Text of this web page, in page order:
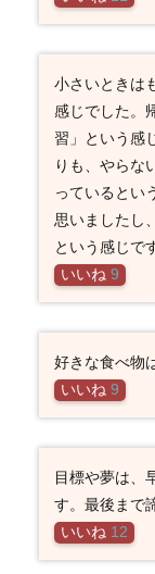
小さいときは
感じでした。
習」という感
りも、やらな
っているとい
思いましたし
という感じで
いいね 9
好きな食べ物
いいね 9
目標や夢は、
す。最後まで
いいね 12